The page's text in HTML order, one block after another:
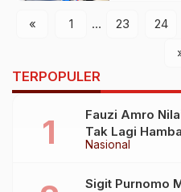
« 1 … 23 24
TERPOPULER
Nasional
Fauzi Amro
Tak Lagi
Sigit Purnomo